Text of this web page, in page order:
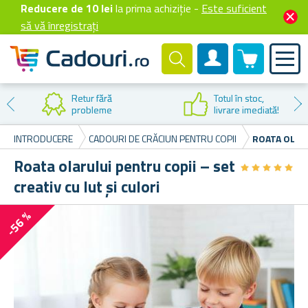
Reducere de 10 leila prima achiziție - Este suficient
să vă înregistrați
Cont client
0 produselor
Retur fără
probleme
Totul în stoc,
livrare imediată!
INTRODUCERE
CADOURI DE CRĂCIUN PENTRU COPII ROATA
Roata olarului pentru copii – set
creativ cu lut și culori
★★★★★
★★★★★
-56 %